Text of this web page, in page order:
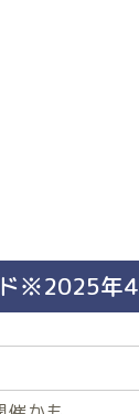
※2025年